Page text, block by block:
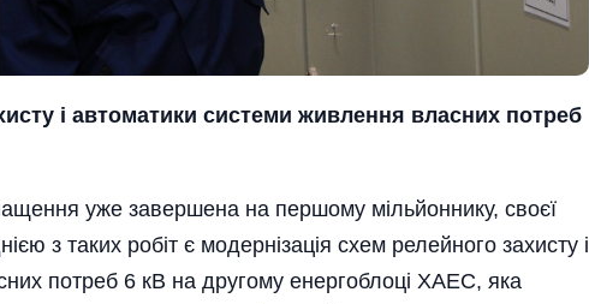
і автоматики системи живлення власних потреб
уже завершена на першому мільйоннику, своєї
з таких робіт є модернізація схем релейного захисту і
потреб 6 кВ на другому енергоблоці ХАЕС, яка